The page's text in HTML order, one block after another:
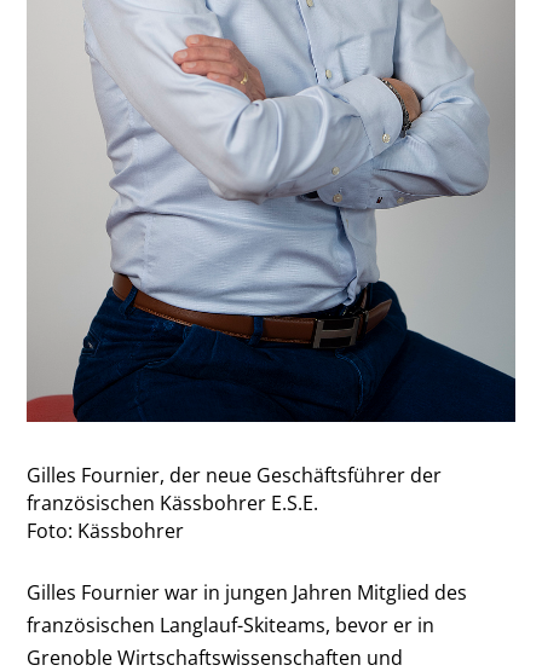
Gilles Fournier, der neue Geschäftsführer der
französischen Kässbohrer E.S.E.
Foto: Kässbohrer
Gilles Fournier war in jungen Jahren Mitglied des
französischen Langlauf-Skiteams, bevor er in
Grenoble Wirtschaftswissenschaften und